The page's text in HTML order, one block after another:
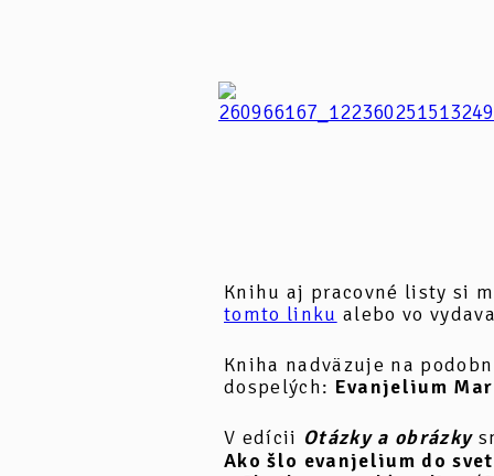
Knihu aj pracovné listy si
tomto linku alebo vo
Kniha nadväzuje na
dospelých: Evanjelium
V edícii Otázky a obrázky
Ako šlo evanjelium do